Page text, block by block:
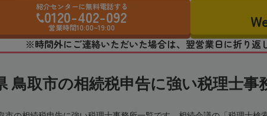
紹介センターに無料電話する
0120-402-092
営業時間10:00~19:00
※時間外にご連絡いただいた場合は、翌営業日に折り返
鳥取市の相続税申告に強い税理士事